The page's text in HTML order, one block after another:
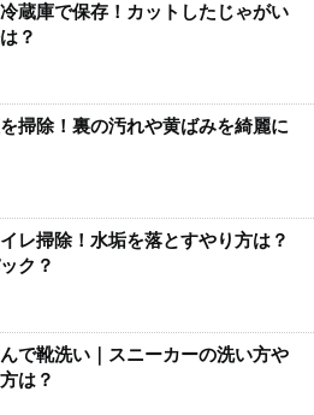
蔵庫で保存！カットしたじゃがい
？
掃除！裏の汚れや黄ばみを綺麗に
レ掃除！水垢を落とすやり方は？
ク？
で靴洗い｜スニーカーの洗い方や
は？